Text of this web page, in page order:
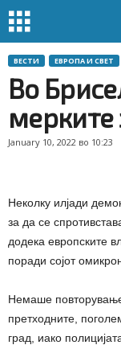
ВЕСТИ ЕВРОПА И СВЕТ
Во
мерките
January 10, 2022 во 10:23
Неколку илјади
за да се
додека европските
поради сојот
Немаше
претходните,
град, иако